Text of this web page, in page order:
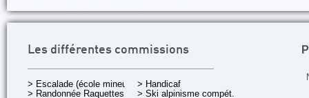
Les différentes commissions
> Escalade (école mineurs)
> Randonnée Raquettes
> Handicaf
> Ski alpinisme compét.